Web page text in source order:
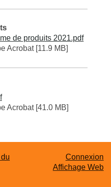
de produits 2021.pdf
Acrobat [11.9 MB]
Acrobat [41.0 MB]
Connexion
Affichage Web